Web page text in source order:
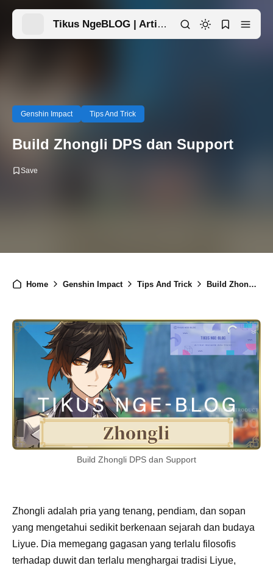
Tikus NgeBLOG | Artikel Menarik Ada Disini
Genshin Impact Tips And Trick
Build Zhongli DPS dan Support
Home Genshin Impact Tips And Trick Build Zhongli DPS dan Support
Build Zhongli DPS dan Support
Zhongli adalah pria yang tenang, pendiam, dan sopan
yang mengetahui sedikit berkenaan sejarah dan budaya
Liyue. Dia memegang gagasan yang terlalu filosofis
terhadap duwit dan terlalu menghargai tradisi Liyue,